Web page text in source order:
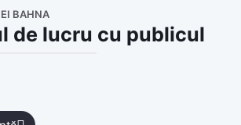
BAHNA
de lucru cu publicul